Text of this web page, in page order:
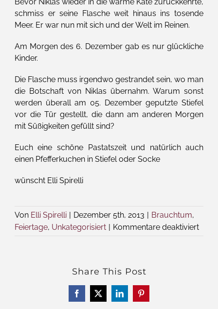
schmiss er seine Flasche weit hinaus ins tosende
Meer. Er war nun mit sich und der Welt im Reinen.
Am Morgen des 6. Dezember gab es nur glückliche
Kinder.
Die Flasche muss irgendwo gestrandet sein, wo man
die Botschaft von Niklas übernahm. Warum sonst
werden überall am 05. Dezember geputzte Stiefel
vor die Tür gestellt, die dann am anderen Morgen
mit Süßigkeiten gefüllt sind?
Euch eine schöne Pastatszeit und natürlich auch
einen Pfefferkuchen in Stiefel oder Socke
wünscht Elli Spirelli
Von Elli Spirelli | Dezember 5th, 2013 | Brauchtum,
Feiertage, Unkategorisiert | Kommentare deaktiviertfür
Share This Post
Facebook
X LinkedInPinterest